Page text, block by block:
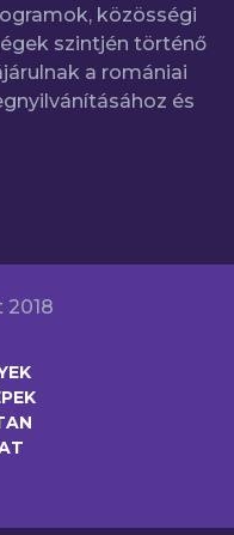
közösségi
szintjén történő
a romániai
és
2018